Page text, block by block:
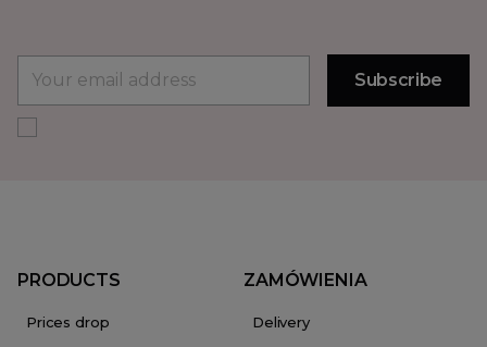
PRODUCTS
Prices drop
ZAMÓWIENIA
Delivery